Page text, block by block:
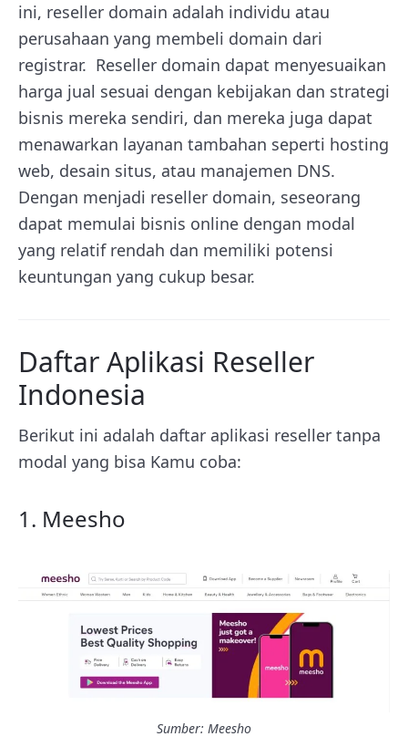
ini, reseller domain adalah individu atau
perusahaan yang membeli domain dari
registrar. Reseller domain dapat menyesuaikan
harga jual sesuai dengan kebijakan dan strategi
bisnis mereka sendiri, dan mereka juga dapat
menawarkan layanan tambahan seperti hosting
web, desain situs, atau manajemen DNS.
Dengan menjadi reseller domain, seseorang
dapat memulai bisnis online dengan modal
yang relatif rendah dan memiliki potensi
keuntungan yang cukup besar.
Daftar Aplikasi Reseller
Indonesia
Berikut ini adalah daftar aplikasi reseller tanpa
modal yang bisa Kamu coba:
1. Meesho
Sumber: Meesho